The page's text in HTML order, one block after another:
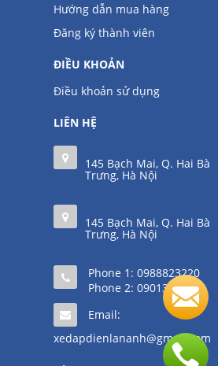
Hướng dẫn mua hàng
Đăng ký thành viên
ĐIỀU KHOẢN
Điều khoản sử dụng
LIÊN HỆ
145 Bạch Mai, Q. Hai Bà
Trưng, Hà Nội
145 Bạch Mai, Q. Hai Bà
Trưng, Hà Nội
Phone 1: 0988823220
Phone 2: 0901361111
Email:
xedapdienlananh@gmail.com